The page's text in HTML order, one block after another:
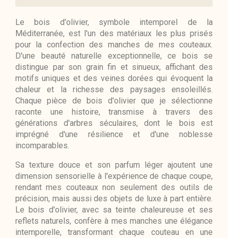
Le bois d'olivier, symbole intemporel de la
Méditerranée, est l'un des matériaux les plus prisés
pour la confection des manches de mes couteaux.
D'une beauté naturelle exceptionnelle, ce bois se
distingue par son grain fin et sinueux, affichant des
motifs uniques et des veines dorées qui évoquent la
chaleur et la richesse des paysages ensoleillés.
Chaque pièce de bois d'olivier que je sélectionne
raconte une histoire, transmise à travers des
générations d'arbres séculaires, dont le bois est
imprégné d'une résilience et d'une noblesse
incomparables.
Sa texture douce et son parfum léger ajoutent une
dimension sensorielle à l'expérience de chaque coupe,
rendant mes couteaux non seulement des outils de
précision, mais aussi des objets de luxe à part entière.
Le bois d'olivier, avec sa teinte chaleureuse et ses
reflets naturels, confère à mes manches une élégance
intemporelle, transformant chaque couteau en une